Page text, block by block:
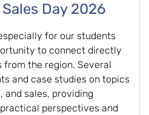
Day 2026
for our students
to connect directly
the region. Several
and case studies on topics
and sales, providing
perspectives and